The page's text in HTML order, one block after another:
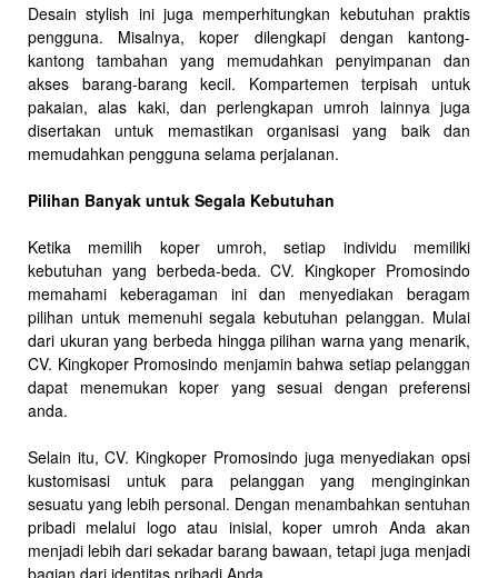
Desain stylish ini juga memperhitungkan kebutuhan praktis
pengguna. Misalnya, koper dilengkapi dengan kantong-
kantong tambahan yang memudahkan penyimpanan dan
akses barang-barang kecil. Kompartemen terpisah untuk
pakaian, alas kaki, dan perlengkapan umroh lainnya juga
disertakan untuk memastikan organisasi yang baik dan
memudahkan pengguna selama perjalanan.
Pilihan Banyak untuk Segala Kebutuhan
Ketika memilih koper umroh, setiap individu memiliki
kebutuhan yang berbeda-beda. CV. Kingkoper Promosindo
memahami keberagaman ini dan menyediakan beragam
pilihan untuk memenuhi segala kebutuhan pelanggan. Mulai
dari ukuran yang berbeda hingga pilihan warna yang menarik,
CV. Kingkoper Promosindo menjamin bahwa setiap pelanggan
dapat menemukan koper yang sesuai dengan preferensi
anda.
Selain itu, CV. Kingkoper Promosindo juga menyediakan opsi
kustomisasi untuk para pelanggan yang menginginkan
sesuatu yang lebih personal. Dengan menambahkan sentuhan
pribadi melalui logo atau inisial, koper umroh Anda akan
menjadi lebih dari sekadar barang bawaan, tetapi juga menjadi
bagian dari identitas pribadi Anda.